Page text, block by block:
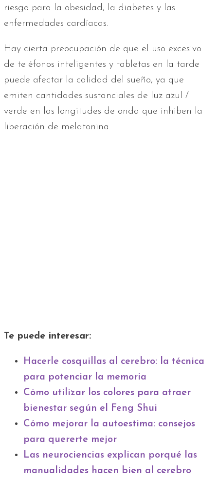
riesgo para la obesidad, la diabetes y las
enfermedades cardíacas.
Hay cierta preocupación de que el uso excesivo
de teléfonos inteligentes y tabletas en la tarde
puede afectar la calidad del sueño, ya que
emiten cantidades sustanciales de luz azul /
verde en las longitudes de onda que inhiben la
liberación de melatonina.
Te puede interesar:
Hacerle cosquillas al cerebro: la técnica
para potenciar la memoria
Cómo utilizar los colores para atraer
bienestar según el Feng Shui
Cómo mejorar la autoestima: consejos
para quererte mejor
Las neurociencias explican porqué las
manualidades hacen bien al cerebro